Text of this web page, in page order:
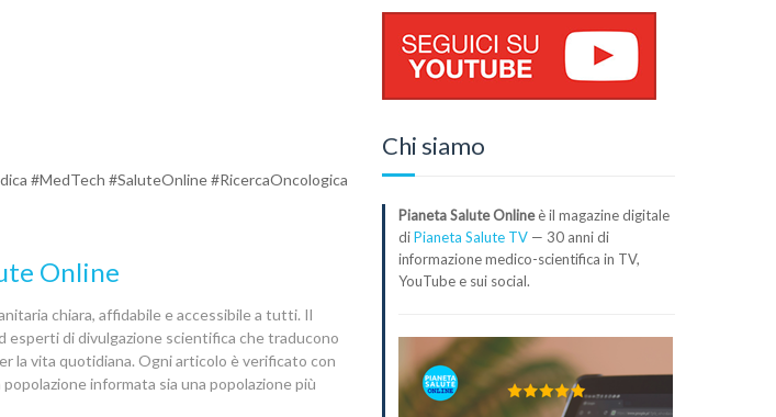
#MedTech #SaluteOnline #RicercaOncologica
Online
chiara, affidabile e accessibile a tutti. Il
esperti di divulgazione scientifica che traducono
la vita quotidiana. Ogni articolo è verificato con
informata sia una popolazione più
Chi siamo
Pianeta Salute Onlineè il magazine digitale
diPianeta Salute TV— 30 anni di
informazione medico-scientifica in TV,
YouTube e sui social.